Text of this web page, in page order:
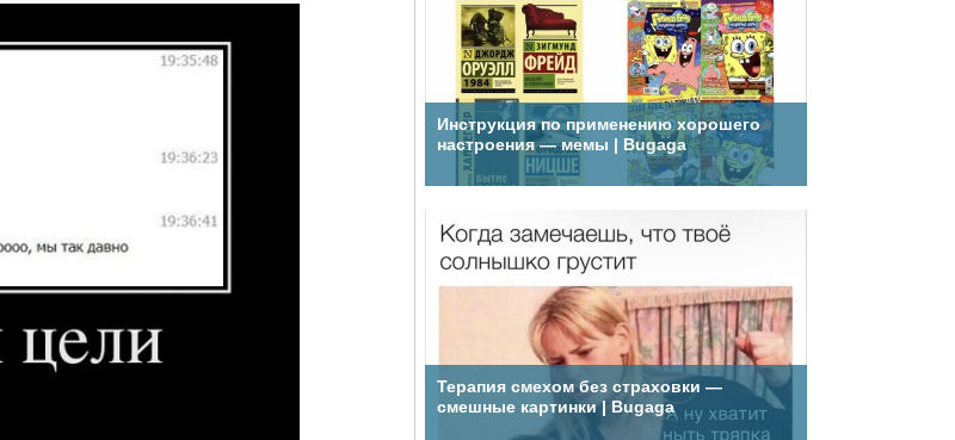
Инструкция по применению хорошего
настроения — мемы | Bugaga
Терапия смехом без страховки —
смешные картинки | Bugaga